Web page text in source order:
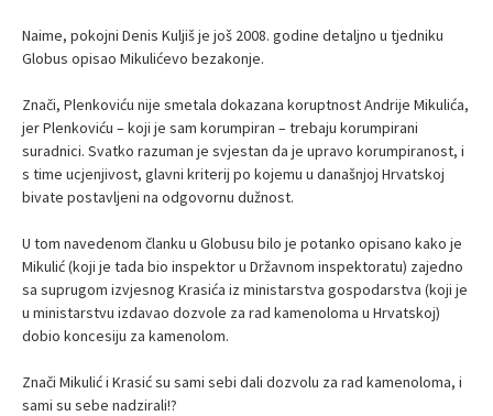
Naime, pokojni Denis Kuljiš je još 2008. godine detaljno u tjedniku
Globus opisao Mikulićevo bezakonje.
Znači, Plenkoviću nije smetala dokazana koruptnost Andrije Mikulića,
jer Plenkoviću – koji je sam korumpiran – trebaju korumpirani
suradnici. Svatko razuman je svjestan da je upravo korumpiranost, i
s time ucjenjivost, glavni kriterij po kojemu u današnjoj Hrvatskoj
bivate postavljeni na odgovornu dužnost.
U tom navedenom članku u Globusu bilo je potanko opisano kako je
Mikulić (koji je tada bio inspektor u Državnom inspektoratu) zajedno
sa suprugom izvjesnog Krasića iz ministarstva gospodarstva (koji je
u ministarstvu izdavao dozvole za rad kamenoloma u Hrvatskoj)
dobio koncesiju za kamenolom.
Znači Mikulić i Krasić su sami sebi dali dozvolu za rad kamenoloma, i
sami su sebe nadzirali!?